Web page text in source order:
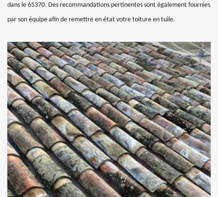
dans le 65370. Des recommandations pertinentes sont également fournies
par son équipe afin de remettre en état votre toiture en tuile.